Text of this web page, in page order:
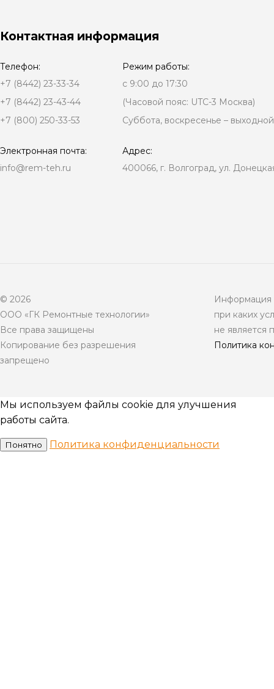
Контактная информация
Телефон:
+7 (8442) 23-33-34
+7 (8442) 23-43-44
+7 (800) 250-33-53
Режим работы:
с 9:00 до 17:30
(Часовой пояс: UTC-3 Москва)
Суббота, воскресенье – выходной
Электронная почта:
info@rem-teh.ru
Адрес:
400066, г. Волгоград, ул.
© 2026
ООО «ГК Ремонтные технологии»
Все права защищены
Копирование без разрешения
запрещено
Информация
при каких
не является
Политика
Мы используем файлы cookie для улучшения
работы сайта.
Понятно Политика конфиденциальности